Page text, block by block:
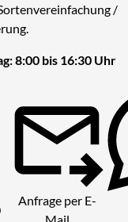
/
8:00 bis 16:30 Uhr
Anfrage per E-